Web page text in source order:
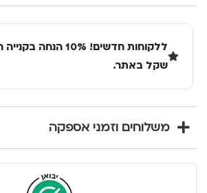
שקל באתר.
משלוחים וזמני אספקה